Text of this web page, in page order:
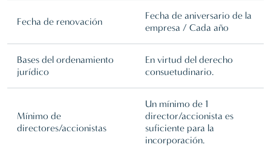
Fecha de renovación
Fecha de aniversario de la
empresa / Cada año
Bases del ordenamiento
jurídico
En virtud del derecho
consuetudinario.
Mínimo de
directores/accionistas
Un mínimo de 1
director/accionista es
suficiente para la
incorporación.